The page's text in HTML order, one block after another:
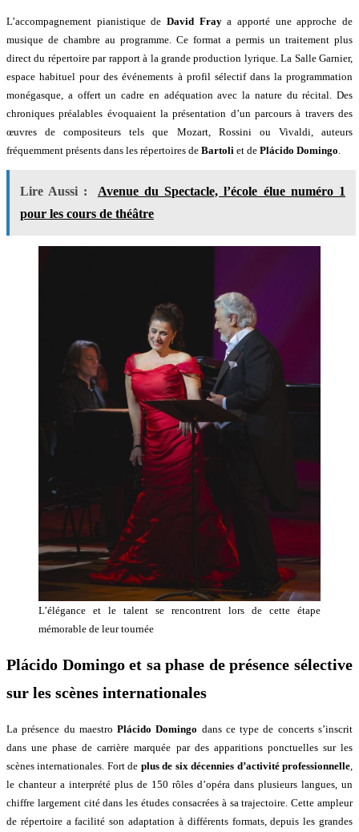
L’accompagnement pianistique de David Fraya apporté une approche de
musique de chambre au programme. Ce format a permis un traitement plus
direct du répertoire par rapport à la grande production lyrique. La Salle Garnier,
espace habituel pour des événements à profil sélectif dans la programmation
monégasque, a offert un cadre en adéquation avec la nature du récital. Des
chroniques préalables évoquaient la présentation d’un parcours à travers des
œuvres de compositeurs tels que Mozart, Rossini ou Vivaldi, auteurs
fréquemment présents dans les répertoires de Bartoli et de Plácido Domingo.
Lire Aussi :
Avenue du Spectacle, l’école élue numéro 1
pour les cours de théâtre
L’élégance et le talent se rencontrent lors de cette étape
mémorable de leur tournée
Plácido Domingo et sa phase de présence sélective
sur les scènes internationales
La présence du maestroPlácido Domingo dans ce type de concerts s’inscrit
dans une phase de carrière marquée par des apparitions ponctuelles sur les
scènes internationales. Fort de plus de six décennies d’activité professionnelle
le chanteur a interprété plus de 150 rôles d’opéra dans plusieurs langues, un
chiffre largement cité dans les études consacrées à sa trajectoire. Cette ampleur
de répertoire a facilité son adaptation à différents formats, depuis les grandes